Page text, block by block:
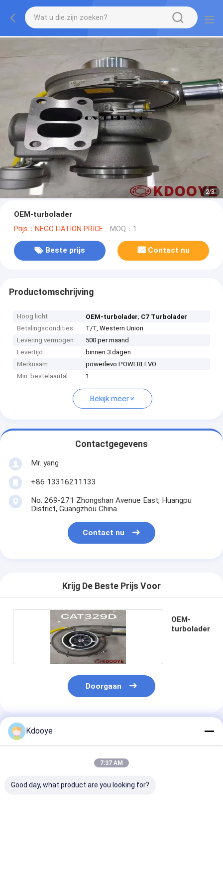
2/3
OEM-turbolader
Prijs：NEGOTIATION PRICE MOQ：1
Beste prijs Contact nu
Productomschrijving
Hoog licht OEM-turbolader, C7 Turbolader
Betalingscondities
T/T, Western Union
Levering vermogen
500 per maand
Levertijd
binnen 3 dagen
Merknaam
powerlevo POWERLEVO
Min. bestelaantal
1
Bekijk meer
Contactgegevens
Mr. yang
+86 13316211133
No. 269-271 Zhongshan Avenue East, Huangpu
District, Guangzhou China.
Contact nu
Krijg De Beste Prijs Voor
OEM-
turbolader
Doorgaan
Geadviseerde Producten
Kdooye
7:37 AM
Good day, what product are you looking for?